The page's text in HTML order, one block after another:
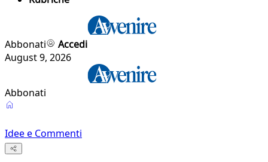
Abbonati
Accedi
August 9, 2026
Abbonati
Idee e Commenti